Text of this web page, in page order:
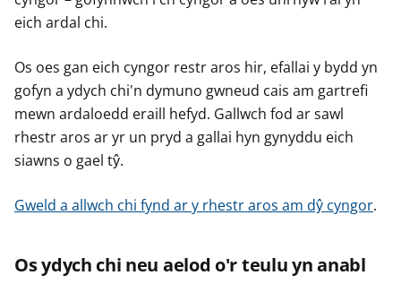
eich ardal chi.
Os oes gan eich cyngor restr aros hir, efallai y bydd yn
gofyn a ydych chi'n dymuno gwneud cais am gartrefi
mewn ardaloedd eraill hefyd. Gallwch fod ar sawl
rhestr aros ar yr un pryd a gallai hyn gynyddu eich
siawns o gael tŷ.
Gweld a allwch chi fynd ar y rhestr aros am dŷ cyngor.
Os ydych chi neu aelod o'r teulu yn anabl